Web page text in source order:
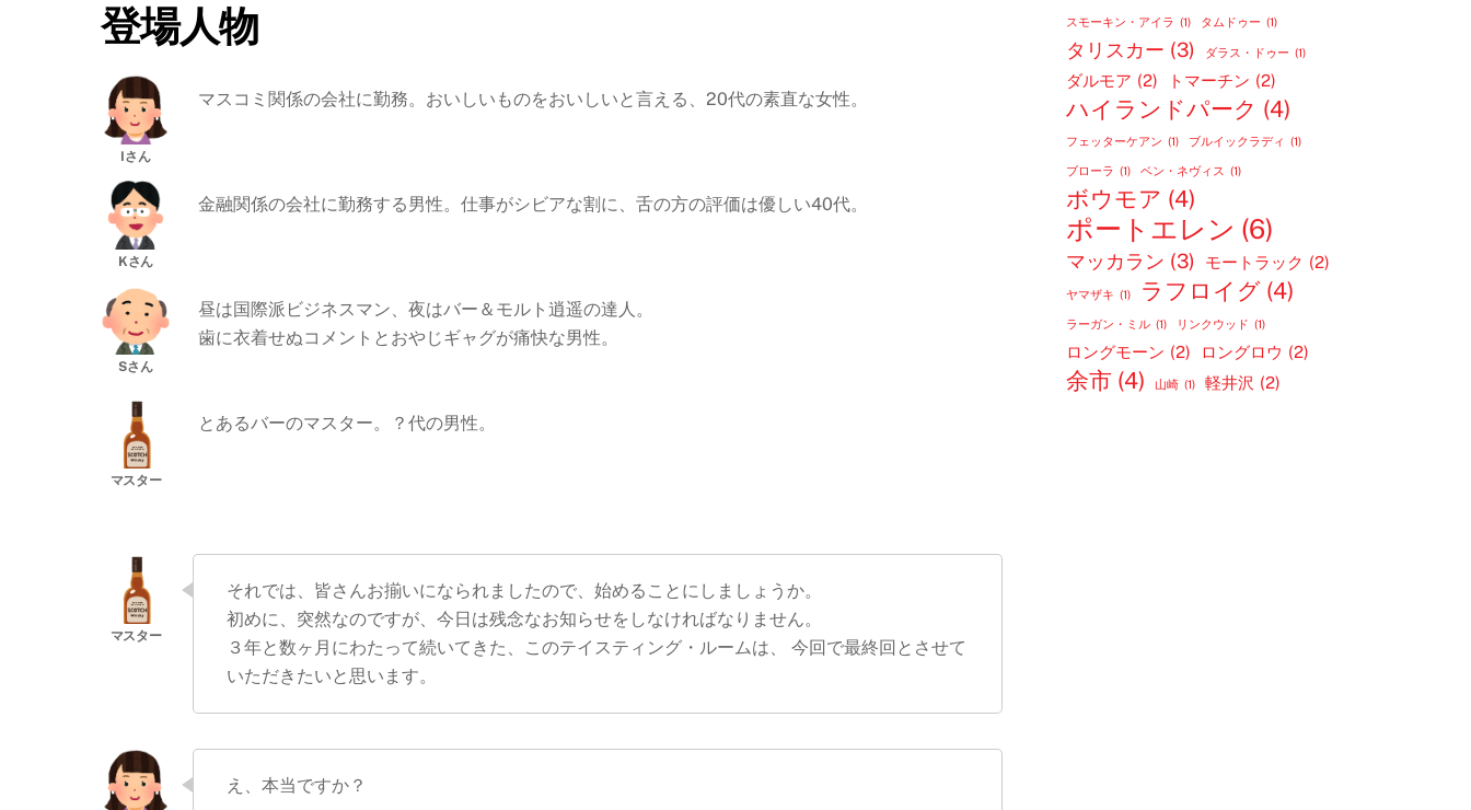
登場人物
マスコミ関係の会社に勤務。おいしいものをおいしいと言える、20代の素直な女性。
金融関係の会社に勤務する男性。仕事がシビアな割に、舌の方の評価は優しい40代。
昼は国際派ビジネスマン、夜はバー＆モルト逍遥の達人。
歯に衣着せぬコメントとおやじギャグが痛快な男性。
とあるバーのマスター。？代の男性。
それでは、皆さんお揃いになられましたので、始めることにしましょうか。
初めに、突然なのですが、今日は残念なお知らせをしなければなりません。
３年と数ヶ月にわたって続いてきた、このテイスティング・ルームは、 今回で最終回とさせて
いただきたいと思います。
え、本当ですか？
スモーキン・アイラ (1) タムドゥー (1)
タリスカー (3) ダラス・ドゥー (1)
ダルモア (2) トマーチン (2)
ハイランドパーク (4)
フェッターケアン (1) ブルイックラディ (1)
ブローラ (1) ベン・ネヴィス (1)
ボウモア (4)
ポートエレン (6)
マッカラン (3) モートラック (2)
ヤマザキ (1) ラフロイグ (4)
ラーガン・ミル (1) リンクウッド (1)
ロングモーン (2) ロングロウ (2)
余市 (4) 山崎 (1) 軽井沢 (2)